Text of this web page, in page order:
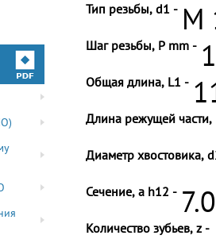
Тип резьбы, d1 - M
Шаг резьбы, P mm -
Общая длина, L1 -
Длина режущей части,
Диаметр хвостовика,
Сечение, a h12 -
Количество зубьев, z -